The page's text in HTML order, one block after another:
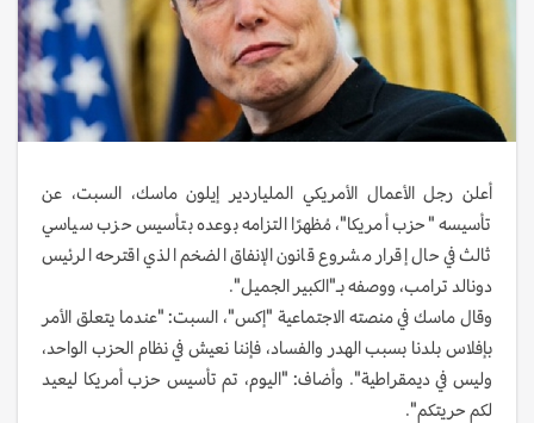
أعلن رجل الأعمال الأمريكي الملياردير إيلون ماسك، السبت، عن
تأسيسه "حزب أمريكا"، مُظهرًا التزامه بوعده بتأسيس حزب سياسي
ثالث في حال إقرار مشروع قانون الإنفاق الضخم الذي اقترحه الرئيس
دونالد ترامب، ووصفه بـ"الكبير الجميل".
وقال ماسك في منصته الاجتماعية "إكس"، السبت: "عندما يتعلق الأمر
بإفلاس بلدنا بسبب الهدر والفساد، فإننا نعيش في نظام الحزب الواحد،
وليس في ديمقراطية". وأضاف: "اليوم، تم تأسيس حزب أمريكا ليعيد
لكم حريتكم".